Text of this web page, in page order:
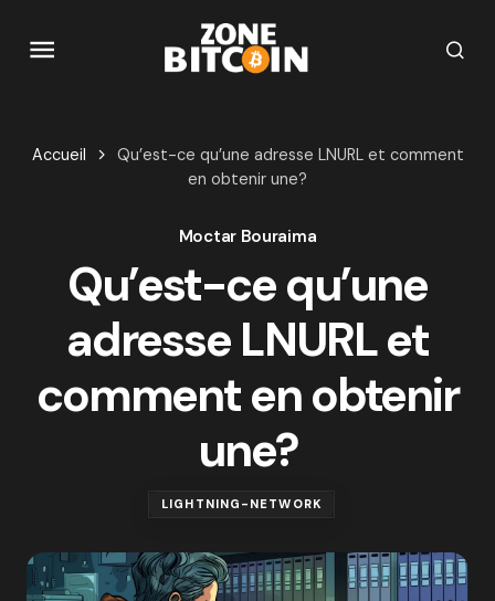
Accueil
Qu’est-ce qu’une adresse LNURL et comment
en obtenir une?
Moctar Bouraima
Qu’est-ce qu’une
adresse LNURL et
comment en obtenir
une?
LIGHTNING-NETWORK